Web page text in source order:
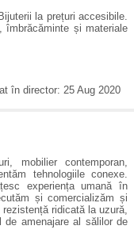
la prețuri accesibile.
îmbrăcăminte și materiale
în director: 25 Aug 2020
mobilier contemporan,
tehnologiile conexe.
experiența umană în
și comercializăm și
ridicată la uzură,
de amenajare al sălilor de